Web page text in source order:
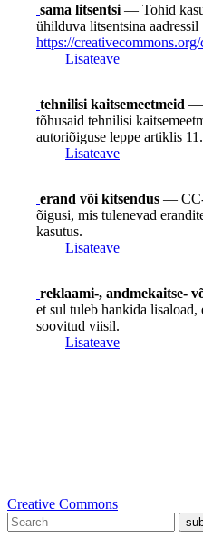
sama litsentsi — Tohid
ühilduva litsentsina aadressil
https://
Lisateave
tehnilisi kaitsemeetmeid —
tõhusaid tehnilisi
autoriõiguse leppe artiklis 11.
Lisateave
erand või kitsendus — CC-
õigusi, mis tulenevad
kasutus.
Lisateave
reklaami-, andmekaitse-
et sul tuleb hankida lisaload,
soovitud viisil.
Lisateave
Creative Commons